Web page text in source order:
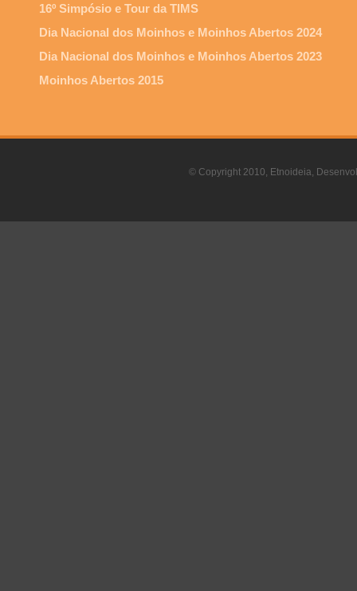
16º Simpósio e Tour da TIMS
Dia Nacional dos Moinhos e Moinhos Abertos 2024
Dia Nacional dos Moinhos e Moinhos Abertos 2023
Moinhos Abertos 2015
© Copyright 2010, Etnoideia,